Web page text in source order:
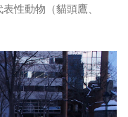
性動物（貓頭鷹、